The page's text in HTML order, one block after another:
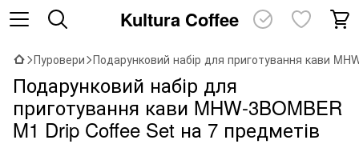
Kultura Coffee
Пуровери Подарунковий набір для приготування кави
Подарунковий набір для
приготування кави MHW-3BOMBER
M1 Drip Coffee Set на 7 предметів